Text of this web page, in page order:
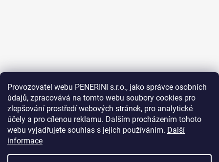
Provozovatel webu PENERINI s.r.o., jako správce osobních
údajů, zpracovává na tomto webu soubory cookies pro
zlepšování prostředí webových stránek, pro analytické
účely a pro cílenou reklamu. Dalším procházením tohoto
webu vyjadřujete souhlas s jejich používáním. Další
informace
Sledovat na Instagramu
Facebook